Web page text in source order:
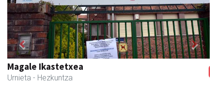
Magale Ikastetxea
Urnieta - Hezkuntza
Previous Next